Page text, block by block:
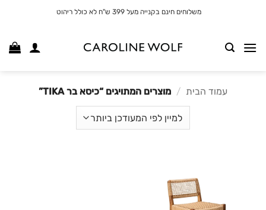
משלוחים חינם בקנייה מעל 399 ש"ח לא כולל ריהוט
עמוד הבית / מוצרים המתויגים “כיסא בר TIKA”